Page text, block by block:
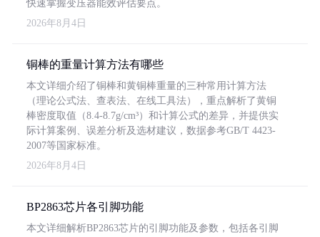
快速掌握变压器能效评估要点。
2026年8月4日
铜棒的重量计算方法有哪些
本文详细介绍了铜棒和黄铜棒重量的三种常用计算方法
（理论公式法、查表法、在线工具法），重点解析了黄铜
棒密度取值（8.4-8.7g/cm³）和计算公式的差异，并提供实
际计算案例、误差分析及选材建议，数据参考GB/T 4423-
2007等国家标准。
2026年8月4日
BP2863芯片各引脚功能
本文详细解析BP2863芯片的引脚功能及参数，包括各引脚